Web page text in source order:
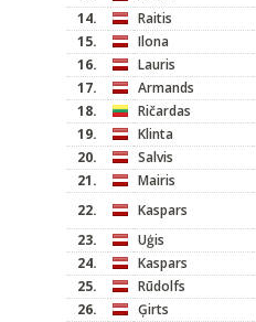
14.
Raitis
15.
Ilona
16.
Lauris
17.
Armands
18.
Ričardas
19.
Klinta
20.
Salvis
21.
Mairis
22.
Kaspars
23.
Uģis
24.
Kaspars
25.
Rūdolfs
26.
Ģirts